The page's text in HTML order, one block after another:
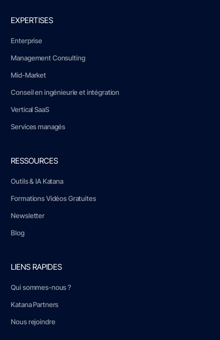
EXPERTISES
Enterprise
Management Consulting
Mid-Market
Conseil en ingénieurie et intégration
Vertical SaaS
Services managés
RESSOURCES
Outils & IA Katana
Formations Vidéos Gratuites
Newsletter
Blog
LIENS RAPIDES
Qui sommes-nous ?
Katana Partners
Nous rejoindre